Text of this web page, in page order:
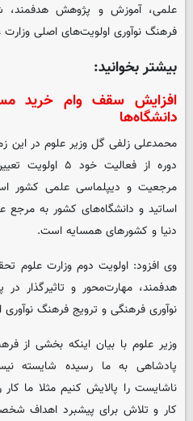
علمی، آموزش و پژوهش هدفمند،
فرهنگ نوآوری اولویت‌های اصلی وزارت علوم در ۲ سال
بیشتر بخوانید:
افزایش سقف وام خرید
دانشگاه‌ها
محمدعلی زلفی گل وزیر علوم در این
دوره از فعالیت
مرجعیت و دیپلماسی علمی کشور
اساتید و دانشگاه‌های کشور به
دنیا و کشورهای همسایه است.
وی افزود: اولویت دوم وزارت علوم
هدفمند، مهارت‌محور و تاثیرگذار
نوآوری فرهنگی و ترویج فرهنگ
وزیر علوم با بیان اینکه بخشی از
پادشاهی به ما رسیده شایسته
ناشایست را پالایش کنیم مثلا ما
کار و تلاش برای پیشبرد اهداف